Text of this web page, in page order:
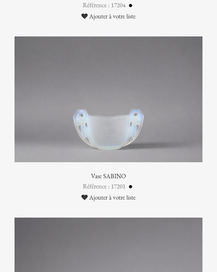
Référence : 17204
Ajouter à votre liste
Vase SABINO
Référence : 17201
Ajouter à votre liste